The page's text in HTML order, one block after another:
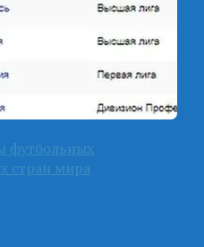
футбольных
стран мира